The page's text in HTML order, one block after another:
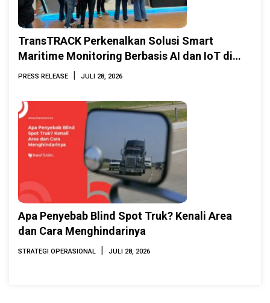
TransTRACK Perkenalkan Solusi Smart
Maritime Monitoring Berbasis AI dan IoT di
INAMARINE 2026
PRESS RELEASE | JULI 28, 2026
Apa Penyebab Blind Spot Truk? Kenali Area
dan Cara Menghindarinya
STRATEGI OPERASIONAL | JULI 28, 2026